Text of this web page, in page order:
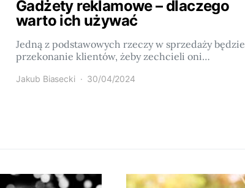
Gadżety reklamowe – dlaczego
warto ich używać
Jedną z podstawowych rzeczy w sprzedaży będzie
przekonanie klientów, żeby zechcieli oni…
Jakub Biasecki 30/04/2024